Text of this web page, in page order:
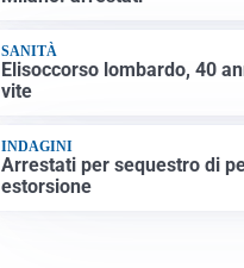
SANITÀ
Elisoccorso lombardo, 40
vite
INDAGINI
Arrestati per sequestro di
estorsione